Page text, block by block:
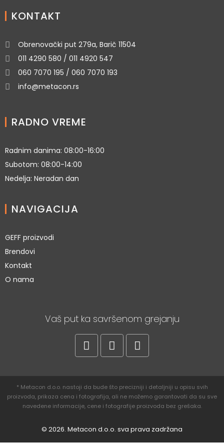
KONTAKT
Obrenovački put 279a, Barič 11504
011 4290 580 / 011 4920 547
060 7070 195 / 060 7070 193
info@metacon.rs
RADNO VREME
Radnim danima: 08:00-16:00
Subotom: 08:00-14:00
Nedelja: Neradan dan
NAVIGACIJA
GEFF proizvodi
Brendovi
Kontakt
O nama
Vaš put ka savršenom grejanju
* Metacon d.o.o. nastoji da bude što precizniji i detaljniji u opisu svih
proizvoda, prikaza cena i fotografija, ali ne možemo garantovati da su sve
navedene informacije, cene i fotografije proizvoda bez grešaka.
© 2026. Metacon d.o.o. sva prava zadržana